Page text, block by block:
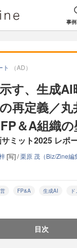
事
ト （AD）
す、生成
再定義／
＆A組織
ミット2025 レポ
[写] /栗原 茂（Biz/Zine編
FP&A 生成AI
目次